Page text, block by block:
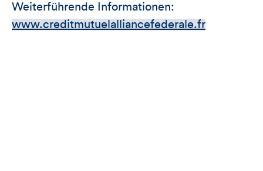
Weiterführende Informationen:
www.creditmutuelalliancefederale.fr